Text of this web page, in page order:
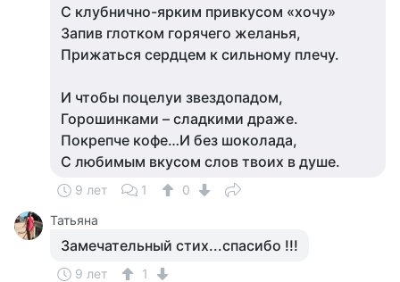
С клубнично-ярким привкусом «хочу»
Запив глотком горячего желанья,
Прижаться сердцем к сильному плечу.
И чтобы поцелуи звездопадом,
Горошинками – сладкими драже.
Покрепче кофе…И без шоколада,
С любимым вкусом слов твоих в душе.
9 лет 1
0
Татьяна
Замечательный стих...спасибо !!!
9 лет 1